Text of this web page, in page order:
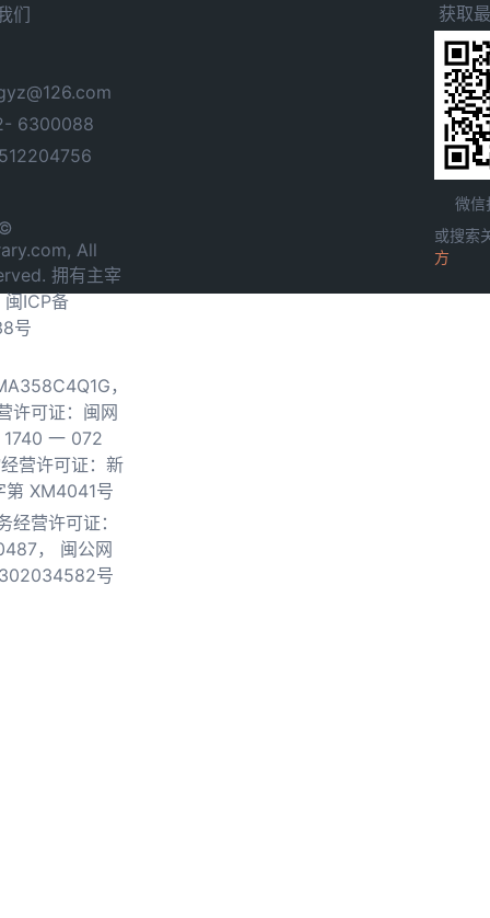
们
6300088
All
拥有主宰
闽ICP备
号
，
许可证：闽网
一 072
营许可证：新
第 XM4041号
经营许可证：
，
闽公网
号
获取
微信
或搜索
方